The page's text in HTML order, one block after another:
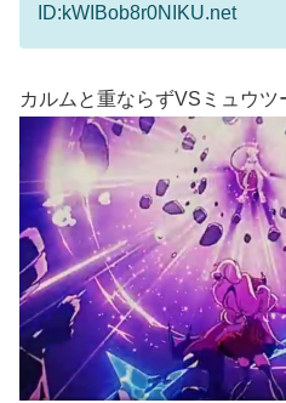
ID:kWIBob8r0NIKU.net
カルムと重ならずVSミュウ